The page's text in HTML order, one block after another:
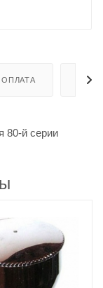
ОПЛАТА
80-й серии